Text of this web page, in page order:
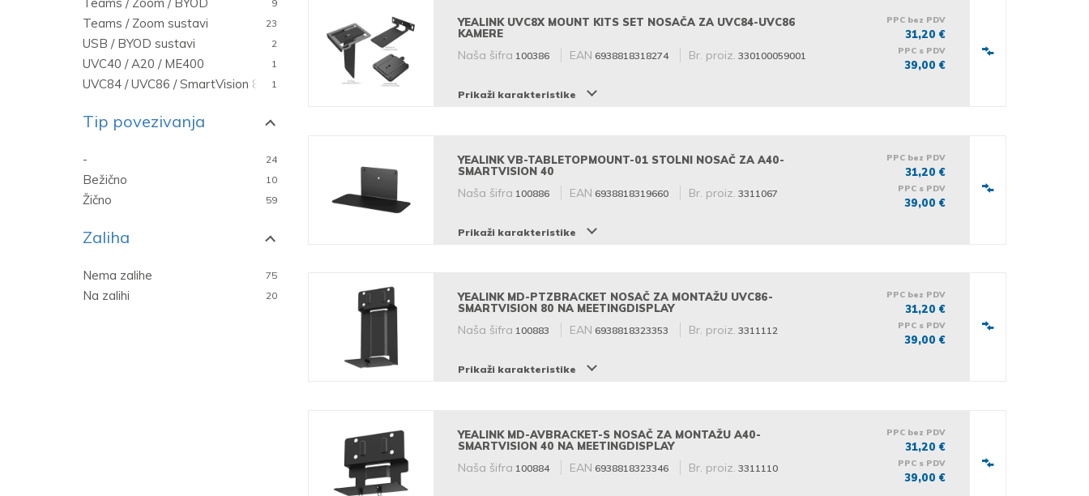
9
Teams / Zoom sustavi 23
USB / BYOD sustavi 2
UVC40 / A20 / ME400 1
UVC84 / UVC86 / SmartVision 80 1
Tip povezivanja
- 24
Bežično 10
Žično 59
Zaliha
Nema zalihe 75
Na zalihi 20
YEALINK UVC8X MOUNT KITS SET NOSAČA ZA UVC84-UVC86
KAMERE
Naša šifra 100386 EAN 6938818318274 Br. proiz. 330100059001
Prikaži karakteristike
PPC bez PDV
31,20 €
PPC s PDV
39,00 €
YEALINK VB-TABLETOPMOUNT-01 STOLNI NOSAČ ZA A40-
SMARTVISION 40
Naša šifra 100886 EAN 6938818319660 Br. proiz. 3311067
Prikaži karakteristike
PPC bez PDV
31,20 €
PPC s PDV
39,00 €
YEALINK MD-PTZBRACKET NOSAČ ZA MONTAŽU UVC86-
SMARTVISION 80 NA MEETINGDISPLAY
Naša šifra 100883 EAN 6938818323353 Br. proiz. 3311112
Prikaži karakteristike
PPC bez PDV
31,20 €
PPC s PDV
39,00 €
YEALINK MD-AVBRACKET-S NOSAČ ZA MONTAŽU A40-
SMARTVISION 40 NA MEETINGDISPLAY
Naša šifra 100884 EAN 6938818323346 Br. proiz. 3311110
PPC bez PDV
31,20 €
PPC s PDV
39,00 €